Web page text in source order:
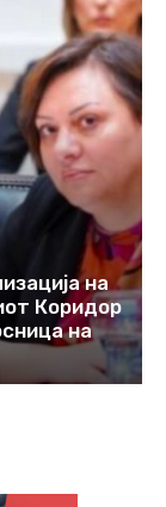
на
Коридор
на